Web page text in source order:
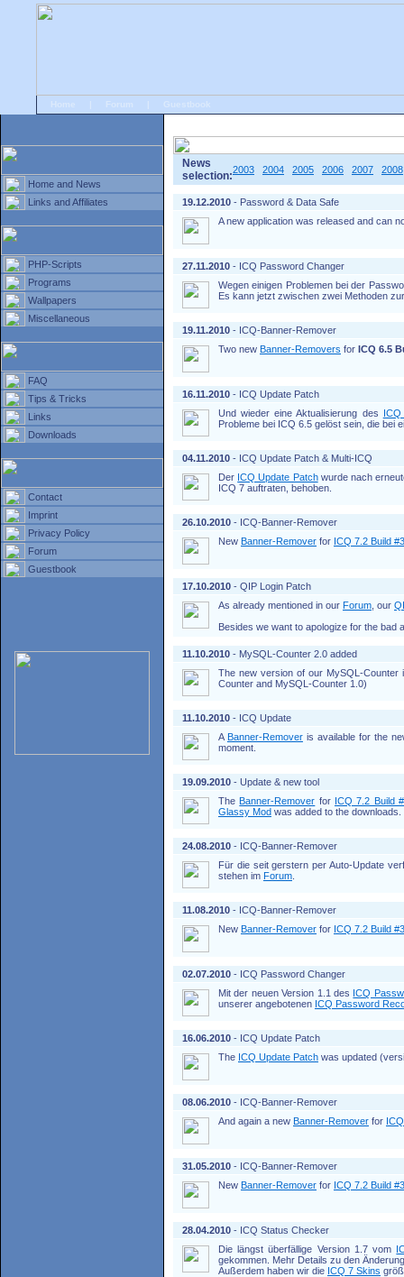
Home and News
Links and Affiliates
PHP-Scripts
Programs
Wallpapers
Miscellaneous
FAQ
Tips & Tricks
Links
Downloads
Contact
Imprint
Privacy Policy
Forum
Guestbook
News
selection:2003 2004 2005 2006 2007 2008
19.12.2010 - Password & Data Safe
A new application was released and can
27.11.2010 - ICQ Password Changer
Wegen einigen Problemen bei der
Es kann jetzt zwischen zwei Methoden
19.11.2010 - ICQ-Banner-Remover
Two new Banner-Removers for ICQ 6.5
16.11.2010 - ICQ Update Patch
Und wieder eine Aktualisierung des
Probleme bei ICQ 6.5 gelöst sein, die bei
04.11.2010 - ICQ Update Patch & Multi-ICQ
Der ICQ Update Patchwurde nach
ICQ 7 auftraten, behoben.
26.10.2010 - ICQ-Banner-Remover
New Banner-Remover for ICQ 7.2 Build
17.10.2010 - QIP Login Patch
As already mentioned in our Forum , our
Besides we want to apologize for the
11.10.2010 - MySQL-Counter 2.0 added
The new version of our MySQL-
Counter and MySQL-Counter 1.0)
11.10.2010 - ICQ Update
A Banner-Removeris available for the
moment.
19.09.2010 - Update & new tool
The Banner-Remover for ICQ 7.2 Build
Glassy Mod was added to the downloads.
24.08.2010 - ICQ-Banner-Remover
Für die seit gerstern per Auto-Update
stehen im Forum
11.08.2010 - ICQ-Banner-Remover
New Banner-Remover for ICQ 7.2 Build
02.07.2010 - ICQ Password Changer
Mit der neuen Version 1.1 des ICQ
unserer angebotenen ICQ Password
16.06.2010 - ICQ Update Patch
The ICQ Update Patch was updated
08.06.2010 - ICQ-Banner-Remover
And again a new Banner-Remover for
31.05.2010 - ICQ-Banner-Remover
New Banner-Remover for ICQ 7.2 Build
28.04.2010 - ICQ Status Checker
Die längst überfällige Version 1.7 vom
gekommen. Mehr Details zu den
Außerdem haben wir die ICQ 7 Skins